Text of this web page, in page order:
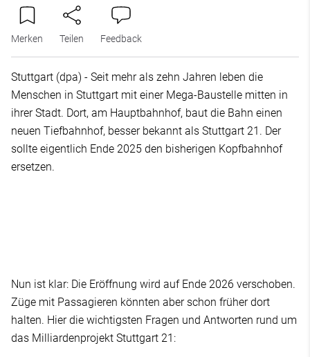
Merken Teilen Feedback
Stuttgart (dpa) - Seit mehr als zehn Jahren leben die
Menschen in Stuttgart mit einer Mega-Baustelle mitten in
ihrer Stadt. Dort, am Hauptbahnhof, baut die Bahn einen
neuen Tiefbahnhof, besser bekannt als Stuttgart 21. Der
sollte eigentlich Ende 2025 den bisherigen Kopfbahnhof
ersetzen.
Nun ist klar: Die Eröffnung wird auf Ende 2026 verschoben.
Züge mit Passagieren könnten aber schon früher dort
halten. Hier die wichtigsten Fragen und Antworten rund um
das Milliardenprojekt Stuttgart 21: